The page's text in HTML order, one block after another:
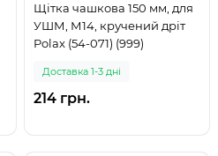
Щітка чашкова 150 мм, для
УШМ, М14, кручений дріт
Polax (54-071) (999)
Доставка 1-3 дні
214 грн.